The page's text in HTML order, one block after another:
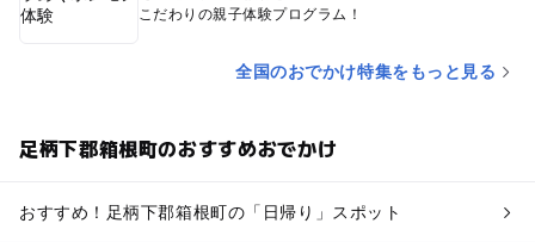
こだわりの親子体験プログラム！
全国のおでかけ特集をもっと見る
足柄下郡箱根町のおすすめおでかけ
おすすめ！足柄下郡箱根町の「日帰り」スポット